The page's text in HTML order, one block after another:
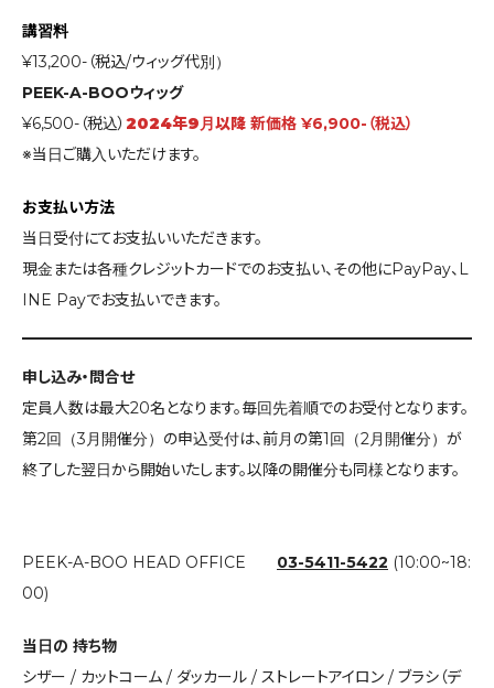
講習料
¥13,200-（税込/ウィッグ代別）
PEEK-A-BOOウィッグ
¥6,500-（税込） 2024年9月以降 新価格 ¥6,900-（税込）
※当日ご購入いただけます。
お支払い方法
当日受付にてお支払いいただきます。
現金または各種クレジットカードでのお支払い、その他にPayPay、L
INE Payでお支払いできます。
申し込み・問合せ
定員人数は最大20名となります。毎回先着順でのお受付となります。
第2回（3月開催分）の申込受付は、前月の第1回（2月開催分）が
終了した翌日から開始いたします。以降の開催分も同様となります。
PEEK-A-BOO HEAD OFFICE 03-5411-5422 (10:00~18:
00)
当日の 持ち物
シザー / カットコーム / ダッカール / ストレートアイロン / ブラシ（デ